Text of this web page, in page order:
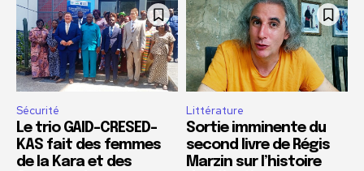
Sécurité
Le trio GAID-CRESED-
KAS fait des femmes
de la Kara et des
Littérature
Sortie imminente du
second livre de Régis
Marzin sur l’histoire